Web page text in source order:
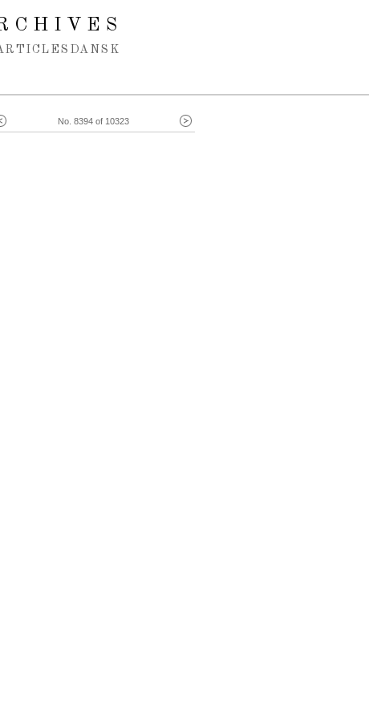
DANSK
No. 8394 of 10323